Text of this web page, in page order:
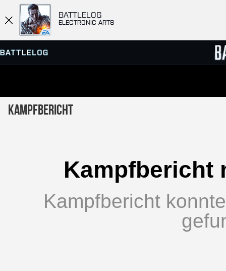
BATTLELOG
ELECTRONIC ARTS
SERVER-BROWSER
Kampfbericht
Kampfbericht
Kampfbericht